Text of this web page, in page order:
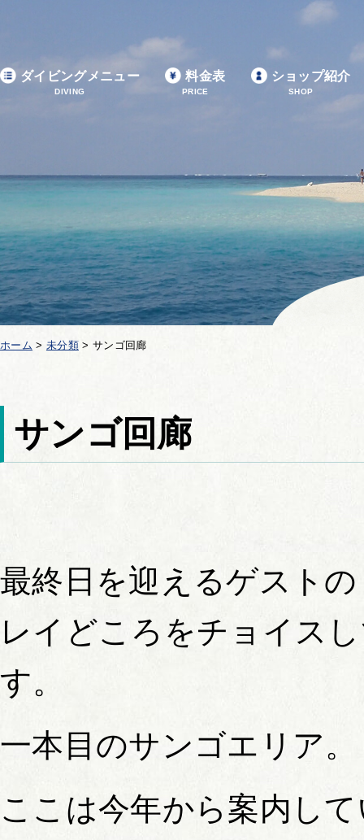
ダイビングメニュー
DIVING
料金表
PRICE
ショップ紹介
SHOP
ホーム > 未分類> サンゴ回廊
サンゴ回廊
最終日を迎えるゲスト
レイどころをチョイス
す。
一本目のサンゴエリア。
ここは今年から案内し